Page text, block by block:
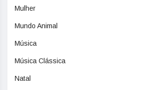
Mulher
Mundo Animal
Música
Música Clássica
Natal